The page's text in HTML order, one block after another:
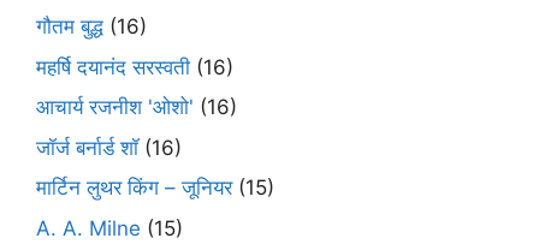
गौतम बुद्ध (16)
महर्षि दयानंद सरस्वती (16)
आचार्य रजनीश 'ओशो' (16)
जॉर्ज बर्नार्ड शॉ(16)
मार्टिन लुथर किंग – जूनियर(15)
A. A. Milne (15)